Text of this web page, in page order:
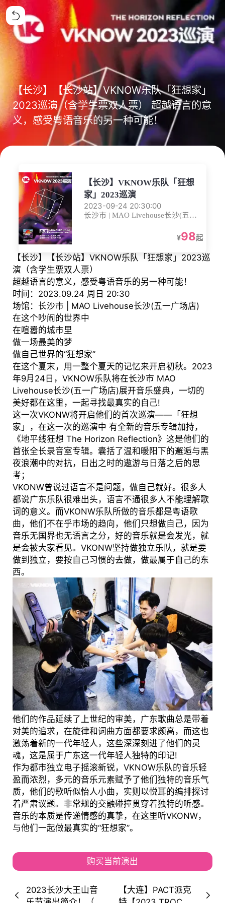
【长沙】【长沙站】VKNOW乐队「狂想家」
2023巡演（含学生票双人票） 超越语言的意
义，感受粤语音乐的另一种可能！
【长沙】VKNOW乐队「狂想
家」2023巡演
2023-09-24 20:30:00
长沙市 | MAO Livehouse长沙(五一
¥98起
【长沙】【长沙站】VKNOW乐队「狂想家」2023巡
演（含学生票双人票）
超越语言的意义，感受粤语音乐的另一种可能！
时间：2023.09.24 周日 20:30
场馆：长沙市 | MAO Livehouse长沙(五一广场店)
在这个吵闹的世界中
在喧嚣的城市里
做一场最美的梦
做自己世界的“狂想家”
在这个夏末，用一整个夏天的记忆来开启初秋。2023
年9月24日，VKNOW乐队将在长沙市 MAO
Livehouse长沙(五一广场店)展开音乐盛典，一切的
美好都在这里，一起寻找最真实的自己!
这一次VKONW将开启他们的首次巡演——「狂想
家」，在这一次的巡演中 有全新的音乐专辑加持，
《地平线狂想 The Horizon Reflection》这是他们的
首张全长录音室专辑。囊括了温和暖阳下的邂逅与黑
夜浪潮中的对抗，日出之时的遨游与日落之后的思
考；
VKONW曾说过语言不是问题，做自己就好。很多人
都说广东乐队很难出头，语言不通很多人不能理解歌
词的意义。而VKONW乐队所做的音乐都是粤语歌
曲，他们不在乎市场的趋向，他们只想做自己，因为
音乐无国界也无语言之分，好的音乐就是会发光，就
是会被大家看见。VKONW坚持做独立乐队，就是要
做到独立，要按自己习惯的去做，做最属于自己的东
西。
他们的作品延续了上世纪的审美，广东歌曲总是带着
对美的追求，在旋律和词曲方面都要求颇高，而这也
激荡着新的一代年轻人，这些深深刻进了他们的灵
魂，这是属于广东这一代年轻人独特的印记!
作为都市独立电子摇滚新锐，VKNOW乐队的音乐轻
盈而浓烈，多元的音乐元素赋予了他们独特的音乐气
质，他们的歌听似怡人小曲，实则以悦耳的编排探讨
着严肃议题。非常规的交融碰撞贯穿着独特的听感。
音乐的本质是传递情感的真挚，在这里听VKONW，
与他们一起做最真实的“狂想家”。
购买当前演出
2023长沙大王山音
【大连】PACT派克